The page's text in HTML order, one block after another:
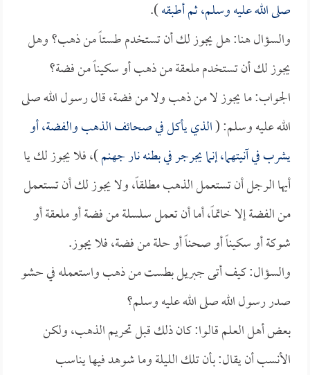
صلى الله عليه وسلم، ثم أطبقه).
والسؤال هنا: هل يجوز لك أن تستخدم طستاً من ذهب؟ وهل
يجوز لك أن تستخدم ملعقة من ذهب أو سكيناً من فضة؟
الجواب: ما يجوز لا من ذهب ولا من فضة، قال رسول الله صلى
الله عليه وسلم: (الذي يأكل في صحائف الذهب والفضة، أو
يشرب في آنيتهما، إنما يجرجر في بطنه نار جهنم)، فلا يجوز لك يا
أيها الرجل أن تستعمل الذهب مطلقاً، ولا يجوز لك أن تستعمل
من الفضة إلا خاتماً، أما أن تعمل سلسلة من فضة أو ملعقة أو
شوكة أو سكيناً أو صحناً أو حلة من فضة، فلا يجوز.
والسؤال: كيف أتى جبريل بطست من ذهب واستعمله في حشو
صدر رسول الله صلى الله عليه وسلم؟
بعض أهل العلم قالوا: كان ذلك قبل تحريم الذهب، ولكن
الأنسب أن يقال: بأن تلك الليلة وما شوهد فيها يناسب